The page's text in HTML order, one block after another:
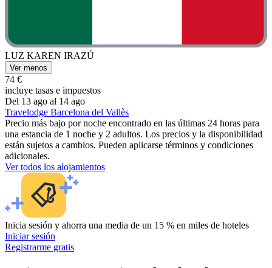
LUZ KAREN IRAZÚ
Ver menos
74 €
incluye tasas e impuestos
Del 13 ago al 14 ago
Travelodge Barcelona del Vallès
Precio más bajo por noche encontrado en las últimas 24 horas para
una estancia de 1 noche y 2 adultos. Los precios y la disponibilidad
están sujetos a cambios. Pueden aplicarse términos y condiciones
adicionales.
Ver todos los alojamientos
Inicia sesión y ahorra una media de un 15 % en miles de hoteles
Iniciar sesión
Registrarme gratis